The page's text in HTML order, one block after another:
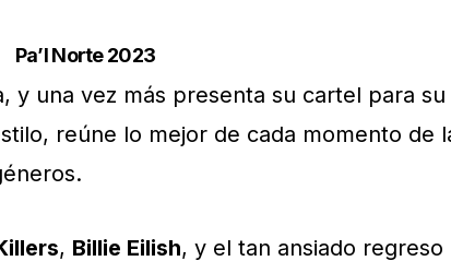
Pa’l Norte 2023
y una vez más presenta su cartel para su
reúne lo mejor de cada momento de
, Billie Eilish, y el tan ansiado regreso